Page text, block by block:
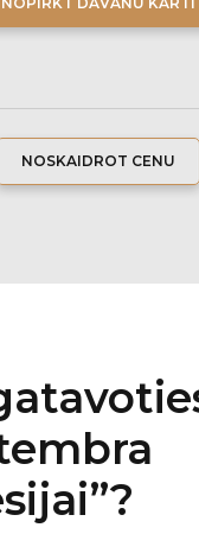
NOSKAIDROT CENU